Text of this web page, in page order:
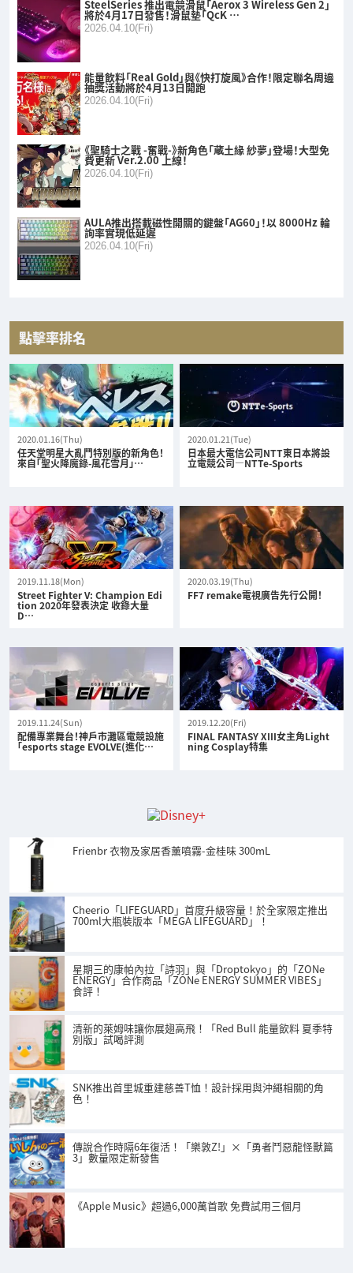
SteelSeries 推出電競滑鼠「Aerox 3 Wireless Gen 2」
將於4月17日發售！滑鼠墊「QcK …
2026.04.10(Fri)
能量飲料「Real Gold」與《快打旋風》合作！限定聯名周邊
抽獎活動將於4月13日開跑
2026.04.10(Fri)
《聖騎士之戰 -奮戰-》新角色「蔵土緣 紗夢」登場！大型免
費更新 Ver.2.00 上線！
2026.04.10(Fri)
AULA推出搭載磁性開關的鍵盤「AG60」！以 8000Hz 輪
詢率實現低延遲
2026.04.10(Fri)
點擊率排名
2020.01.16(Thu)
任天堂明星大亂鬥特別版的新角色！
來自「聖火降魔錄-風花雪月」…
2020.01.21(Tue)
日本最大電信公司NTT東日本將設
立電競公司—NTTe-Sports
2019.11.18(Mon)
Street Fighter V: Champion Edi
tion 2020年發表決定 收錄大量
D…
2020.03.19(Thu)
FF7 remake電視廣告先行公開！
2019.11.24(Sun)
配備專業舞台！神戶市灘區電競設施
「esports stage EVOLVE(進化…
2019.12.20(Fri)
FINAL FANTASY XIII女主角Light
ning Cosplay特集
Frienbr 衣物及家居香薰噴霧-金桂味 300mL
Cheerio「LIFEGUARD」首度升級容量！於全家限定推出
700ml大瓶裝版本「MEGA LIFEGUARD」！
星期三的康帕內拉「詩羽」與「Droptokyo」的「ZONe
ENERGY」合作商品「ZONe ENERGY SUMMER VIBES」
食評！
清新的萊姆味讓你展翅高飛！「Red Bull 能量飲料 夏季特
別版」試喝評測
SNK推出首里城重建慈善T恤！設計採用與沖繩相關的角
色！
傳說合作時隔6年復活！「樂敦Z!」×「勇者鬥惡龍怪獸篇
3」數量限定新發售
《Apple Music》超過6,000萬首歌 免費試用三個月